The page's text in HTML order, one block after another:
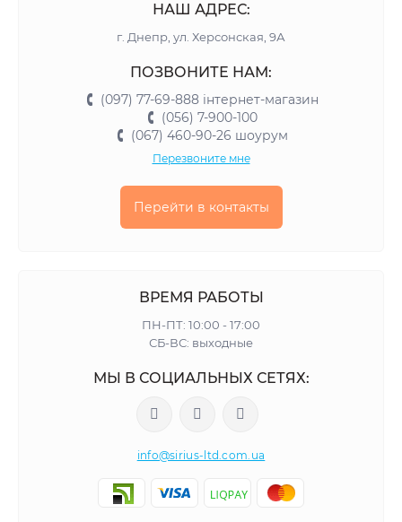
НАШ АДРЕС:
г. Днепр, ул. Херсонская, 9А
ПОЗВОНИТЕ НАМ:
(097) 77-69-888 інтернет-магазин
(056) 7-900-100
(067) 460-90-26 шоурум
Перезвоните мне
Перейти в контакты
ВРЕМЯ РАБОТЫ
ПН-ПТ: 10:00 - 17:00
СБ-ВС: выходные
МЫ В СОЦИАЛЬНЫХ СЕТЯХ:
info@sirius-ltd.com.ua